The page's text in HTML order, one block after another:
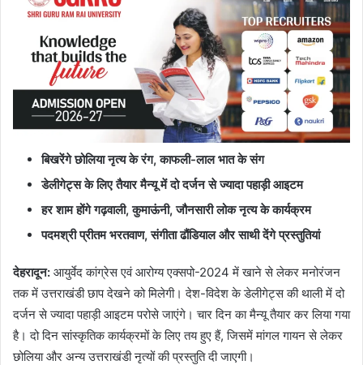
बिखरेंगे छोलिया नृत्य के रंग, काफली-लाल भात के संग
डेलीगेट्स के लिए तैयार मैन्यू में दो दर्जन से ज्यादा पहाड़ी आइटम
हर शाम होंगे गढ़वाली,कुमाऊंनी,जौनसारी लोक नृत्य के कार्यक्रम
पदमश्री प्रीतम भरतवाण,संगीता ढौंडियाल और साथी देंगे प्रस्तुतियां
देहरादून: आयुर्वेद कांग्रेस एवं आरोग्य एक्सपो-2024 में खाने से लेकर मनोरंजन
तक में उत्तराखंडी छाप देखने को मिलेगी। देश-विदेश के डेलीगेट्स की थाली में दो
दर्जन से ज्यादा पहाड़ी आइटम परोसे जाएंगे। चार दिन का मैन्यू तैयार कर लिया गया
है। दो दिन सांस्कृतिक कार्यक्रमों के लिए तय हुए हैं, जिसमें मांगल गायन से लेकर
छोलिया और अन्य उत्तराखंडी नृत्यों की प्रस्तुति दी जाएगी।